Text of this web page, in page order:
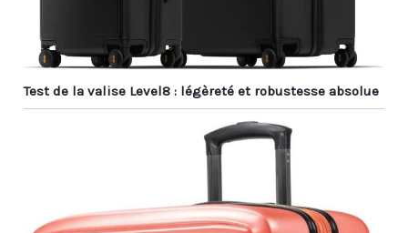
Test de la valise Level8 : légèreté et robustesse absolue